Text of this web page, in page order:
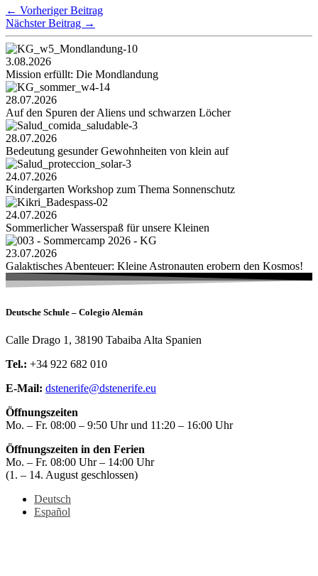
← Vorheriger Beitrag
Nächster Beitrag →
3.08.2026
Mission erfüllt: Die Mondlandung
28.07.2026
Auf den Spuren der Aliens und schwarzen Löcher
28.07.2026
Bedeutung gesunder Gewohnheiten von klein auf
24.07.2026
Kindergarten Workshop zum Thema Sonnenschutz
24.07.2026
Sommerlicher Wasserspaß für unsere Kleinen
23.07.2026
Galaktisches Abenteuer: Kleine Astronauten erobern den Kosmos!
Deutsche Schule – Colegio Alemán
Calle Drago 1, 38190 Tabaiba Alta Spanien
Tel.: +34 922 682 010
E-Mail: dstenerife@dstenerife.eu
Öffnungszeiten
Mo. – Fr. 08:00 – 9:50 Uhr und 11:20 – 16:00 Uhr
Öffnungszeiten in den Ferien
Mo. – Fr. 08:00 Uhr – 14:00 Uhr
(1. – 14. August geschlossen)
Deutsch
Español